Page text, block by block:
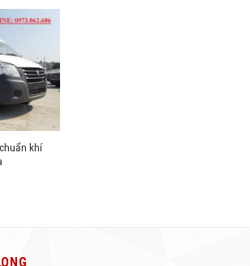
khí